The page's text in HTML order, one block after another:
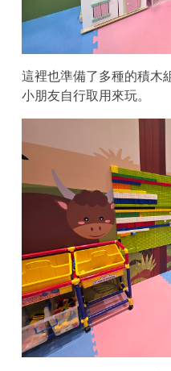
這裡也準備了多種的積木
小朋友自行取用來玩。